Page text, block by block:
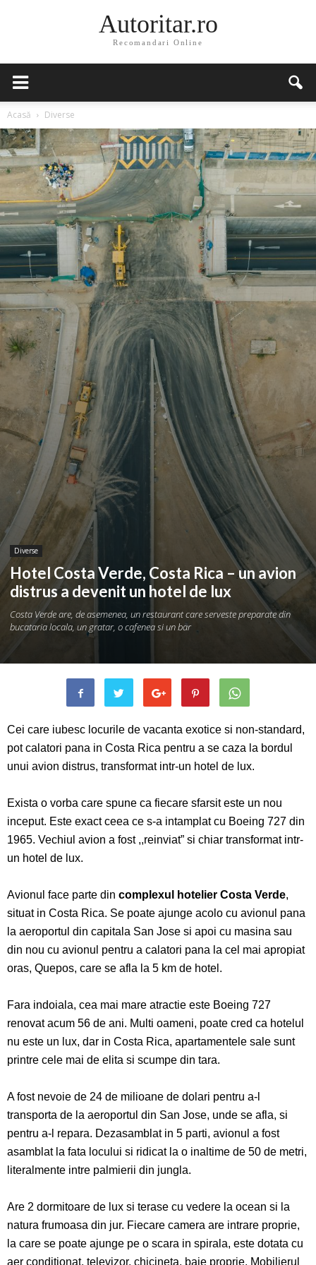
Autoritar.ro
Recomandari Online
Acasă Diverse
Diverse
Hotel Costa Verde, Costa Rica – un avion
distrus a devenit un hotel de lux
Costa Verde are, de asemenea, un restaurant care serveste preparate din
bucataria locala, un gratar, o cafenea si un bar
Cei care iubesc locurile de vacanta exotice si non-standard,
pot calatori pana in Costa Rica pentru a se caza la bordul
unui avion distrus, transformat intr-un hotel de lux.
Exista o vorba care spune ca fiecare sfarsit este un nou
inceput. Este exact ceea ce s-a intamplat cu Boeing 727 din
1965. Vechiul avion a fost ,,reinviat” si chiar transformat intr-
un hotel de lux.
Avionul face parte din complexul hotelier Costa Verde,
situat in Costa Rica. Se poate ajunge acolo cu avionul pana
la aeroportul din capitala San Jose si apoi cu masina sau
din nou cu avionul pentru a calatori pana la cel mai apropiat
oras, Quepos, care se afla la 5 km de hotel.
Fara indoiala, cea mai mare atractie este Boeing 727
renovat acum 56 de ani. Multi oameni, poate cred ca hotelul
nu este un lux, dar in Costa Rica, apartamentele sale sunt
printre cele mai de elita si scumpe din tara.
A fost nevoie de 24 de milioane de dolari pentru a-l
transporta de la aeroportul din San Jose, unde se afla, si
pentru a-l repara. Dezasamblat in 5 parti, avionul a fost
asamblat la fata locului si ridicat la o inaltime de 50 de metri,
literalmente intre palmierii din jungla.
Are 2 dormitoare de lux si terase cu vedere la ocean si la
natura frumoasa din jur. Fiecare camera are intrare proprie,
la care se poate ajunge pe o scara in spirala, este dotata cu
aer conditionat, televizor, chicineta, baie proprie. Mobilierul